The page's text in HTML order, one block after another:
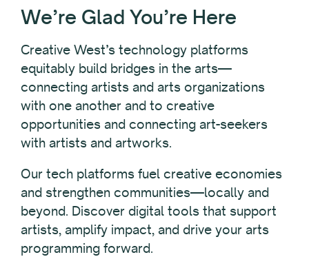
We’re Glad You’re Here
Creative West’s technology platforms
equitably build bridges in the arts—
connecting artists and arts organizations
with one another and to creative
opportunities and connecting art-seekers
with artists and artworks.
Our tech platforms fuel creative economies
and strengthen communities—locally and
beyond. Discover digital tools that support
artists, amplify impact, and drive your arts
programming forward.